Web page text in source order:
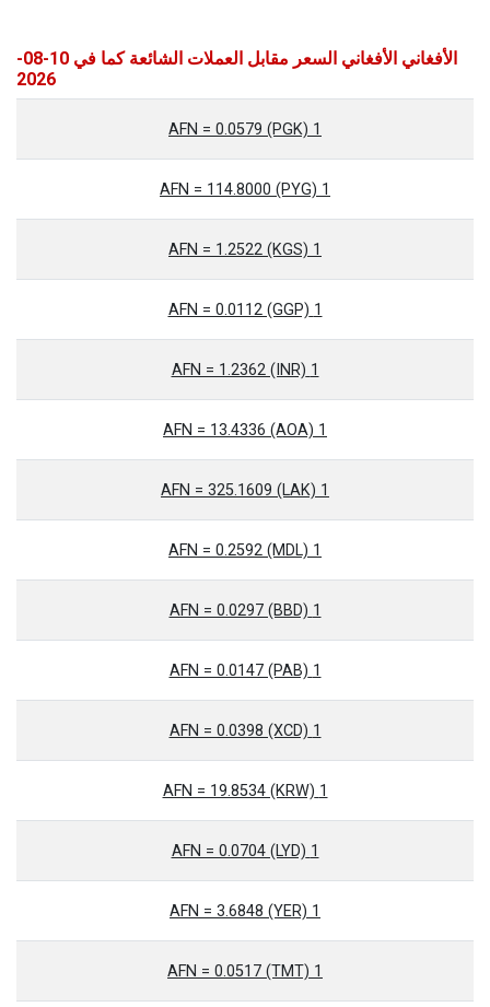
الأفغاني الأفغاني السعر مقابل العملات الشائعة كما في 10-08-
2026
1 AFN = 0.0579 (PGK)
1 AFN = 114.8000 (PYG)
1 AFN = 1.2522 (KGS)
1 AFN = 0.0112 (GGP)
1 AFN = 1.2362 (INR)
1 AFN = 13.4336 (AOA)
1 AFN = 325.1609 (LAK)
1 AFN = 0.2592 (MDL)
1 AFN = 0.0297 (BBD)
1 AFN = 0.0147 (PAB)
1 AFN = 0.0398 (XCD)
1 AFN = 19.8534 (KRW)
1 AFN = 0.0704 (LYD)
1 AFN = 3.6848 (YER)
1 AFN = 0.0517 (TMT)